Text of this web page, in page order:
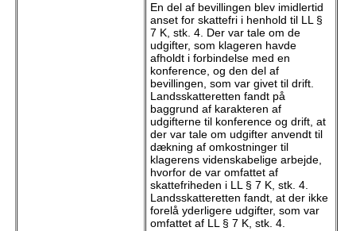
En del af bevillingen blev imidlertid
anset for skattefri i henhold til LL §
7 K, stk. 4. Der var tale om de
udgifter, som klageren havde
afholdt i forbindelse med en
konference, og den del af
bevillingen, som var givet til drift.
Landsskatteretten fandt på
baggrund af karakteren af
udgifterne til konference og drift, at
der var tale om udgifter anvendt til
dækning af omkostninger til
klagerens videnskabelige arbejde,
hvorfor de var omfattet af
skattefriheden i LL § 7 K, stk. 4.
Landsskatteretten fandt, at der ikke
forelå yderligere udgifter, som var
omfattet af LL § 7 K, stk. 4.